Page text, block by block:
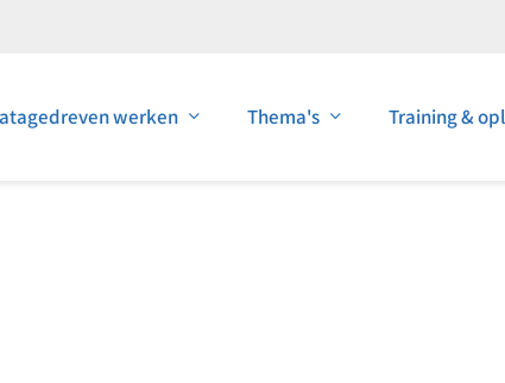
werken Thema's Training &